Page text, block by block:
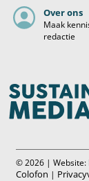
Over ons
Maak
redactie
© 2026 | Website:
Colofon |